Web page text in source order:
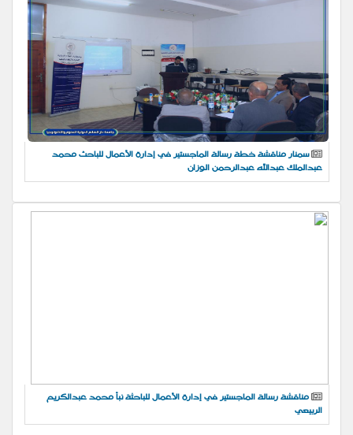
سمنار مناقشة خطة رسالة الماجستير في إدارة الأعمال للباحث محمد
عبدالملك عبدالله عبدالرحمن الوزان
مناقشة رسالة الماجستير في إدارة الأعمال للباحثة نبأ محمد عبدالكريم
الربيعي